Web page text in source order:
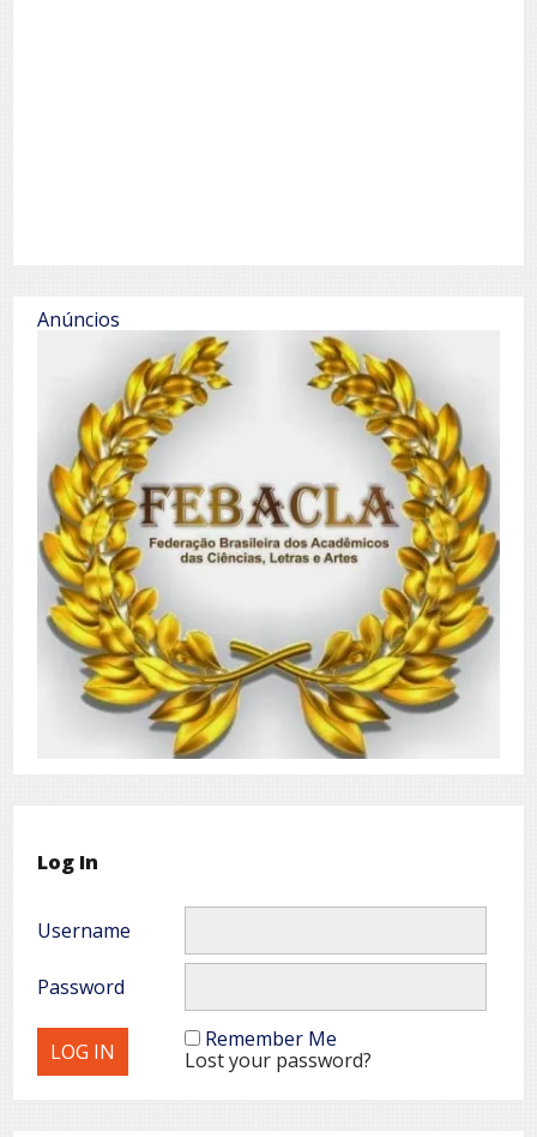
Anúncios
Log In
Username
Password
Remember Me
Lost your password?